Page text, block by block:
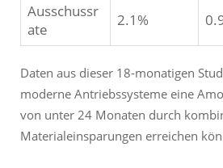
Ausschussr
ate
2.1%
Daten aus dieser 18-monatigen
moderne Antriebssysteme eine
von unter 24 Monaten durch
Materialeinsparungen erreichen